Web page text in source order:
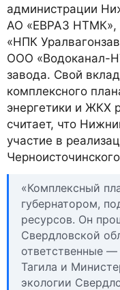
администрации
АО «ЕВРАЗ НТМК»,
«НПК
ООО «Водоканал-
завода. Свой
комплексного
энергетики и ЖКХ
считает, что
участие в
«Комплексный
губернатором,
ресурсов. Он
Свердловской
ответственные
Тагила и
экологии